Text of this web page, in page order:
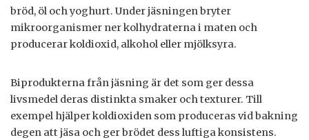
bröd, öl och yoghurt. Under jäsningen bryter
mikroorganismer ner kolhydraterna i maten och
producerar koldioxid, alkohol eller mjölksyra.
Biprodukterna från jäsning är det som ger dessa
livsmedel deras distinkta smaker och texturer. Till
exempel hjälper koldioxiden som produceras vid bakning
degen att jäsa och ger brödet dess luftiga konsistens.